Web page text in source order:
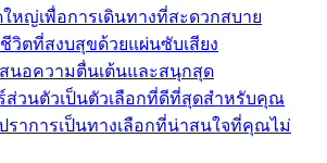
ใหญ่เพื่อการเดินทางที่สะดวกสบาย
วิตที่สงบสุขด้วยแผ่นซับเสียง
สนอความตื่นเต้นและสนุกสุด
ส่วนตัวเป็นตัวเลือกที่ดีที่สุดสำหรับคุณ
ราการเป็นทางเลือกที่น่าสนใจที่คุณไม่